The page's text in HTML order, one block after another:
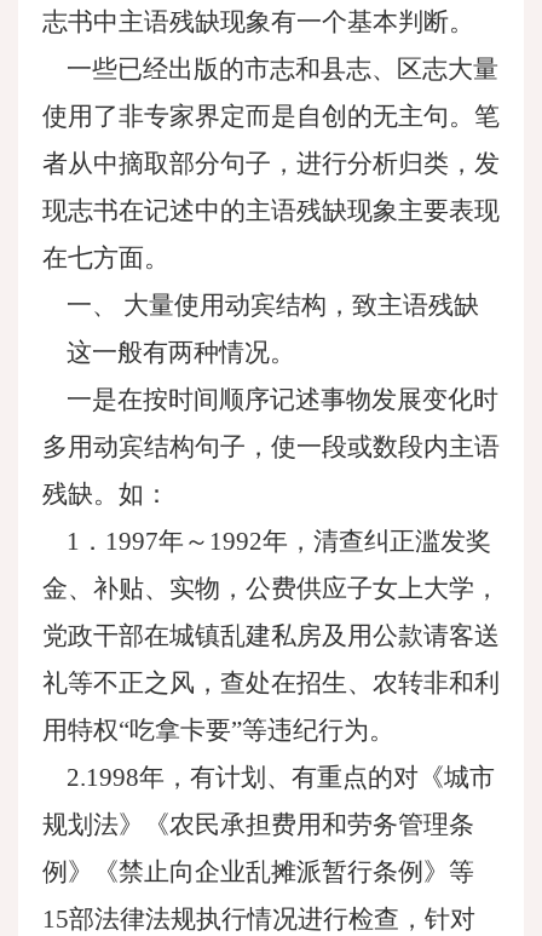
志书中主语残缺现象有一个基本判断。
一些已经出版的市志和县志、区志大量
使用了非专家界定而是自创的无主句。笔
者从中摘取部分句子，进行分析归类，发
现志书在记述中的主语残缺现象主要表现
在七方面。
一、 大量使用动宾结构，致主语残缺
这一般有两种情况。
一是在按时间顺序记述事物发展变化时
多用动宾结构句子，使一段或数段内主语
残缺。如：
1．1997年～1992年，清查纠正滥发奖
金、补贴、实物，公费供应子女上大学，
党政干部在城镇乱建私房及用公款请客送
礼等不正之风，查处在招生、农转非和利
用特权“吃拿卡要”等违纪行为。
2.1998年，有计划、有重点的对《城市
规划法》《农民承担费用和劳务管理条
例》《禁止向企业乱摊派暂行条例》等
15部法律法规执行情况进行检查，针对